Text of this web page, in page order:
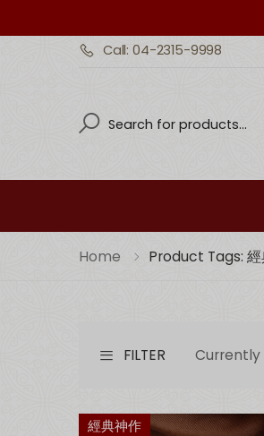
Call: 04-2315-9998
Search
Search
Home Product Tags:
FILTER Currently
經典神作